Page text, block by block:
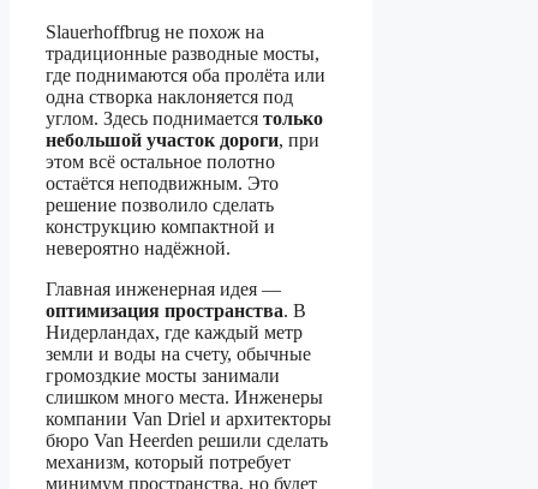
Slauerhoffbrug не похож на
традиционные разводные мосты,
где поднимаются оба пролёта или
одна створка наклоняется под
углом. Здесь поднимается только
небольшой участок дороги, при
этом всё остальное полотно
остаётся неподвижным. Это
решение позволило сделать
конструкцию компактной и
невероятно надёжной.
Главная инженерная идея —
оптимизация пространства. В
Нидерландах, где каждый метр
земли и воды на счету, обычные
громоздкие мосты занимали
слишком много места. Инженеры
компании Van Driel и архитекторы
бюро Van Heerden решили сделать
механизм, который потребует
минимум пространства, но будет